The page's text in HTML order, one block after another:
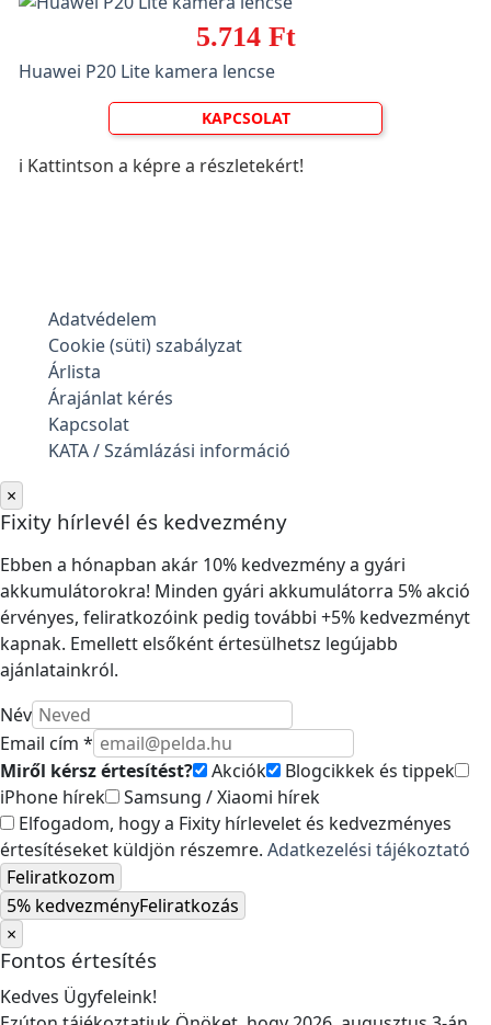
5.714 Ft
Huawei P20 Lite kamera lencse
KAPCSOLAT
ℹ️ Kattintson a képre a részletekért!
Adatvédelem
Cookie (süti) szabályzat
Árlista
Árajánlat kérés
Kapcsolat
KATA / Számlázási információ
×
Fixity hírlevél és kedvezmény
Ebben a hónapban akár 10% kedvezmény a gyári
akkumulátorokra! Minden gyári akkumulátorra 5% akció
érvényes, feliratkozóink pedig további +5% kedvezményt
kapnak. Emellett elsőként értesülhetsz legújabb
ajánlatainkról.
Név
Email cím *
Miről kérsz értesítést?
Akciók
Blogcikkek és tippek
iPhone hírek
Samsung / Xiaomi hírek
Elfogadom, hogy a Fixity hírlevelet és kedvezményes
értesítéseket küldjön részemre. Adatkezelési tájékoztató
Feliratkozom
5% kedvezményFeliratkozás
×
Fontos értesítés
Kedves Ügyfeleink!